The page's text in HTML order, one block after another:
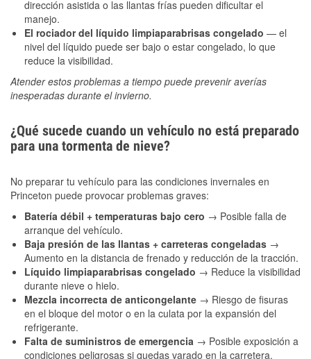
dirección asistida o las llantas frías pueden dificultar el
manejo.
El rociador del líquido limpiaparabrisas congelado — el
nivel del líquido puede ser bajo o estar congelado, lo que
reduce la visibilidad.
Atender estos problemas a tiempo puede prevenir averías
inesperadas durante el invierno.
¿Qué sucede cuando un vehículo no está preparado
para una tormenta de nieve?
No preparar tu vehículo para las condiciones invernales en
Princeton puede provocar problemas graves:
Batería débil + temperaturas bajo cero → Posible falla de
arranque del vehículo.
Baja presión de las llantas + carreteras congeladas →
Aumento en la distancia de frenado y reducción de la tracción.
Líquido limpiaparabrisas congelado → Reduce la visibilidad
durante nieve o hielo.
Mezcla incorrecta de anticongelante → Riesgo de fisuras
en el bloque del motor o en la culata por la expansión del
refrigerante.
Falta de suministros de emergencia → Posible exposición a
condiciones peligrosas si quedas varado en la carretera.